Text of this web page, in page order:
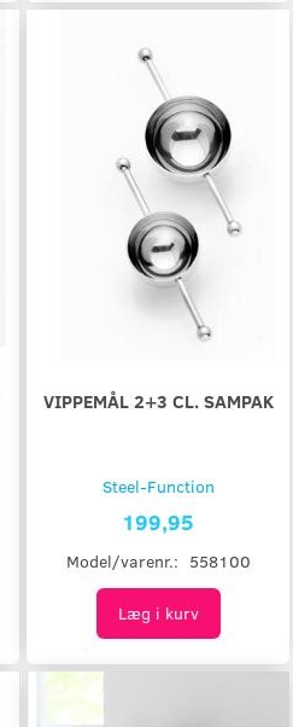
VIPPEMÅL 2+3 CL. SAMPAK
Steel-Function
199,95
Model/varenr.: 558100
Læg i kurv